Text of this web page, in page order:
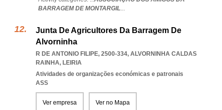
BARRAGEM DE MONTARGIL...
Junta De Agricultores Da Barragem De
Alvorninha
R DE ANTONIO FILIPE, 2500-334, ALVORNINHA CALDAS
RAINHA, LEIRIA
Atividades de organizações económicas e patronais
ASS
Ver empresa Ver no Mapa